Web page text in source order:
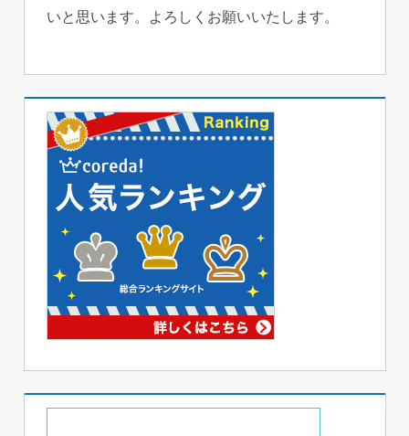
いと思います。よろしくお願いいたします。